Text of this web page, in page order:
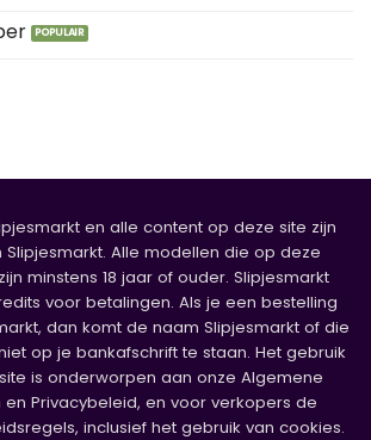
en alle content op deze site zijn
Alle modellen die op deze
minstens 18 jaar of ouder. Slipjesmarkt
voor betalingen. Als je een bestelling
dan komt de naam Slipjesmarkt of die
op je bankafschrift te staan. Het gebruik
is onderworpen aan onze Algemene
Privacybeleid, en voor verkopers de
inclusief het gebruik van cookies.